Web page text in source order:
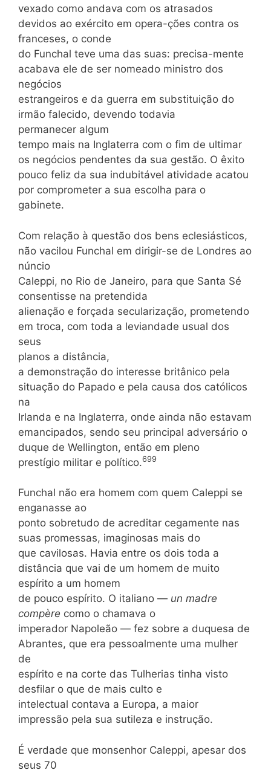
vexado como andava com os atrasados
devidos ao exército em opera-ções contra os
franceses, o conde
do Funchal teve uma das suas: precisa-mente
acabava ele de ser nomeado ministro dos
negócios
estrangeiros e da guerra em substituição do
irmão falecido, devendo todavia
permanecer algum
tempo mais na Inglaterra com o fim de ultimar
os negócios pendentes da sua gestão. O êxito
pouco feliz da sua indubitável atividade acatou
por comprometer a sua escolha para o
gabinete.
Com relação à questão dos bens eclesiásticos,
não vacilou Funchal em dirigir-se de Londres ao
núncio
Caleppi, no Rio de Janeiro, para que Santa Sé
consentisse na pretendida
alienação e forçada secularização, prometendo
em troca, com toda a leviandade usual dos
seus
planos a distância,
a demonstração do interesse britânico pela
situação do Papado e pela causa dos católicos
na
Irlanda e na Inglaterra, onde ainda não estavam
emancipados, sendo seu principal adversário o
duque de Wellington, então em pleno
prestígio militar e político.699
Funchal não era homem com quem Caleppi se
enganasse ao
ponto sobretudo de acreditar cegamente nas
suas promessas, imaginosas mais do
que cavilosas. Havia entre os dois toda a
distância que vai de um homem de muito
espírito a um homem
de pouco espírito. O italiano — un madre
compère como o chamava o
imperador Napoleão — fez sobre a duquesa de
Abrantes, que era pessoalmente uma mulher
de
espírito e na corte das Tulherias tinha visto
desfilar o que de mais culto e
intelectual contava a Europa, a maior
impressão pela sua sutileza e instrução.
É verdade que monsenhor Caleppi, apesar dos
seus 70